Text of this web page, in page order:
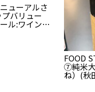
料理人の試食と試飲のレポート
ューアルさ
バリュー
ル:ワインエ
FOOD
⑦純米
ね）(秋